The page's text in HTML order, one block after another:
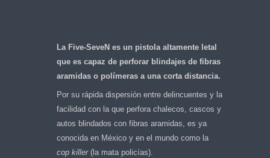
La Five-SeveN es un pistola altamente letal
que es capaz de perforar blindajes de fibras
aramidas o polímeras a una corta distancia.
Por su rápida dispersión entre delincuentes y la
facilidad con la que perfora chalecos, cascos y
autos blindados con fibras aramidas, es ya
conocida en México y en el mundo como la
cop killer(la mata policías).